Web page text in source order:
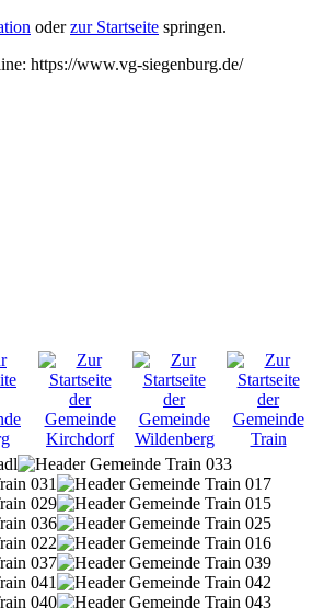
oderzur Startseite springen.
https://www.vg-siegenburg.de/